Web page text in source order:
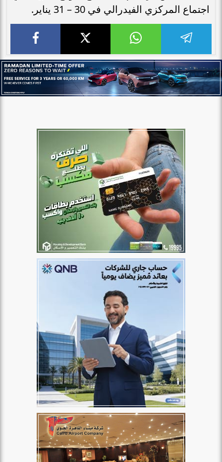
اجتماع المركزي الفيدرالي في 30 – 31 يناير.